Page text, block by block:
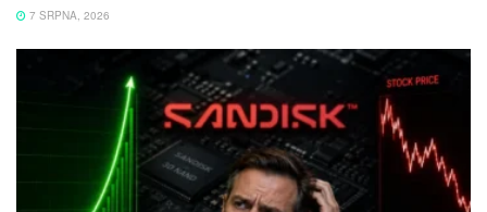
7 SRPNA, 2026